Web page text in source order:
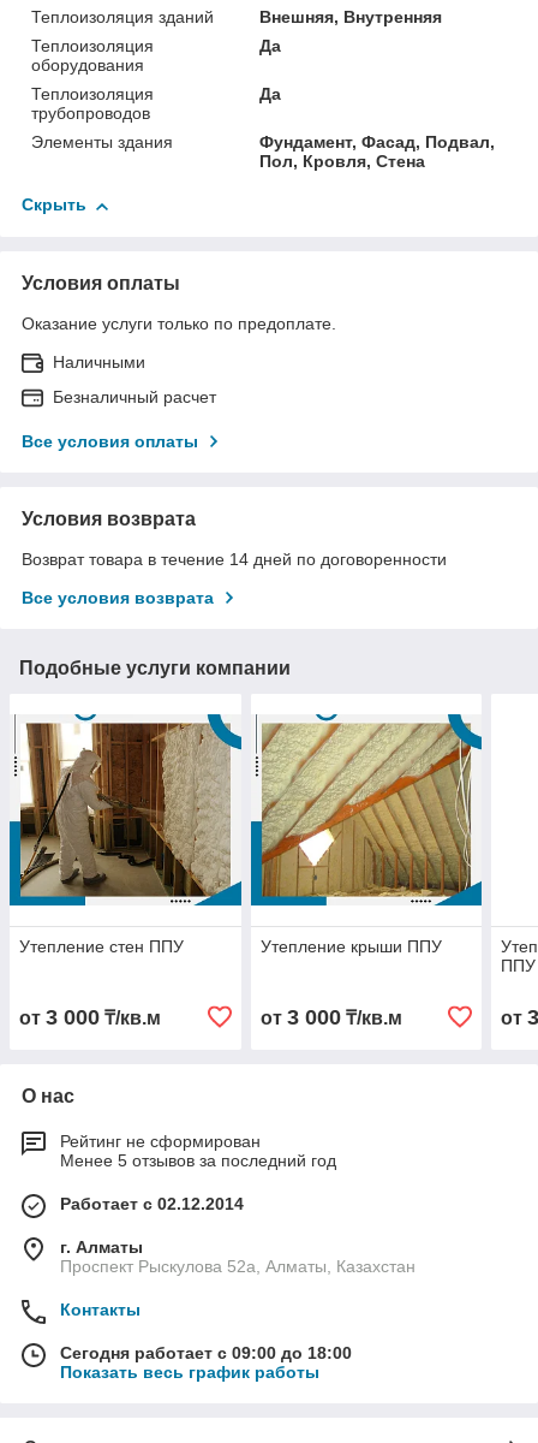
Теплоизоляция зданий
Внешняя, Внутренняя
Теплоизоляция
оборудования
Да
Теплоизоляция
трубопроводов
Да
Элементы здания
Фундамент, Фасад, Подвал,
Пол, Кровля, Стена
Скрыть
Условия оплаты
Оказание услуги только по предоплате.
Наличными
Безналичный расчет
Все условия оплаты
Условия возврата
Возврат товара в течение 14 дней по договоренности
Все условия возврата
Подобные услуги компании
Утепление стен ППУ
от 3 000 ₸/кв.м
Утепление крыши ППУ
от 3 000₸/кв.м
ППУ
от
О нас
Рейтинг не сформирован
Менее 5 отзывов за последний год
Работает с 02.12.2014
г. Алматы
Проспект Рыскулова 52а, Алматы, Казахстан
Контакты
Сегодня работает с 09:00 до 18:00
Показать весь график работы